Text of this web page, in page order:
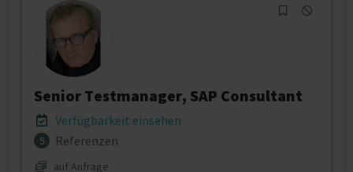
Senior Testmanager, SAP Consultant
Verfügbarkeit einsehen
5 Referenzen
auf Anfrage